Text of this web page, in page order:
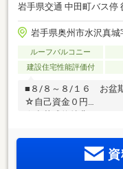
岩手県交通 中田町バス停
岩手県奥州市水沢真城
ルーフバルコニー
建設住宅性能評価付
■８/８～８/１６ お盆
☆自己資金０円